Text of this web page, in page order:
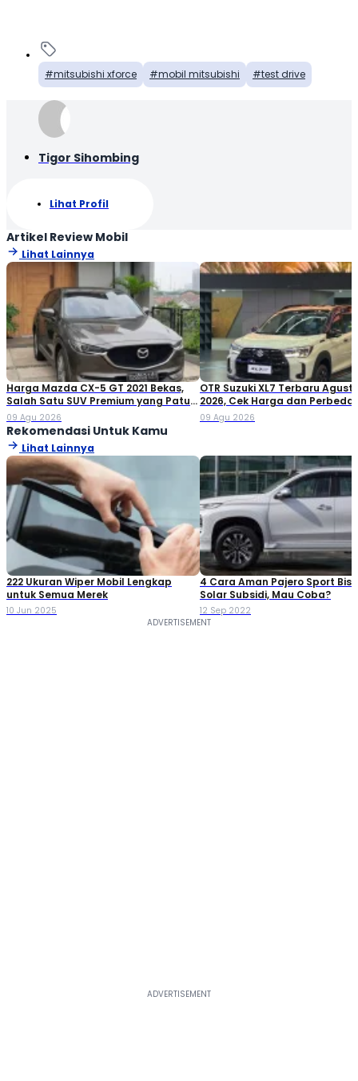
mitsubishi xforce mobil mitsubishi test drive
Tigor Sihombing
Lihat Profil
Artikel Review Mobil
Lihat Lainnya
Harga Mazda CX-5 GT 2021 Bekas,
Salah Satu SUV Premium yang Patut
Dilirik
09 Agu 2026
OTR Suzuki XL7 Terbaru
2026, Cek Harga dan
Varian
09 Agu 2026
Rekomendasi Untuk Kamu
Lihat Lainnya
222 Ukuran Wiper Mobil Lengkap
untuk Semua Merek
10 Jun 2025
4 Cara Aman Pajero Sport
Solar Subsidi, Mau Coba?
12 Sep 2022